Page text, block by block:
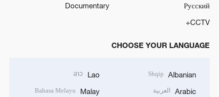
Русский
Documentary
CCTV+
CHOOSE YOUR LANGUAGE
Albanian
Shqip
Arabic العربية
Lao
ລາວ
Malay
Bahasa Melayu